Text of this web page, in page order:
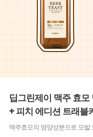
딥그린제이 맥주 효
+ 피치 에디션 트래블
맥주효모의 영양성분으로 모발